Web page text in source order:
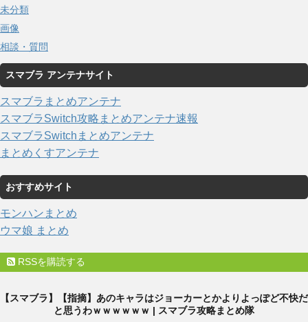
未分類
画像
相談・質問
スマブラ アンテナサイト
スマブラまとめアンテナ
スマブラSwitch攻略まとめアンテナ速報
スマブラSwitchまとめアンテナ
まとめくすアンテナ
おすすめサイト
モンハンまとめ
ウマ娘 まとめ
RSSを購読する
【スマブラ】【指摘】あのキャラはジョーカーとかよりよっぽど不快だ
と思うわｗｗｗｗｗｗ | スマブラ攻略まとめ隊